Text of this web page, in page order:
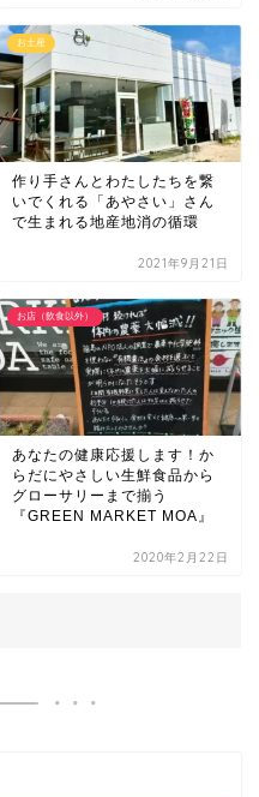
お土産
作り手さんとわたしたちを繋
いでくれる「あやさい」さん
で生まれる地産地消の循環
2021年9月21日
お店（飲食以外）
あなたの健康応援します！か
らだにやさしい生鮮食品から
グローサリーまで揃う
『GREEN MARKET MOA』
2020年2月22日